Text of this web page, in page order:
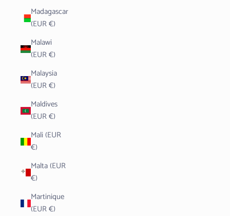
Madagascar
(EUR €)
Malawi
(EUR €)
Malaysia
(EUR €)
Maldives
(EUR €)
Mali (EUR
€)
Malta (EUR
€)
Martinique
(EUR €)